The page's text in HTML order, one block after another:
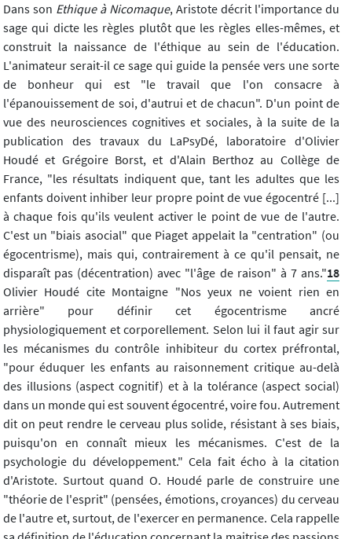
Dans son Ethique à Nicomaque, Aristote décrit l'importance du
sage qui dicte les règles plutôt que les règles elles-mêmes, et
construit la naissance de l'éthique au sein de l'éducation.
L'animateur serait-il ce sage qui guide la pensée vers une sorte
de bonheur qui est "le travail que l'on consacre à
l'épanouissement de soi, d'autrui et de chacun". D'un point de
vue des neurosciences cognitives et sociales, à la suite de la
publication des travaux du LaPsyDé, laboratoire d'Olivier
Houdé et Grégoire Borst, et d'Alain Berthoz au Collège de
France, "les résultats indiquent que, tant les adultes que les
enfants doivent inhiber leur propre point de vue égocentré [...]
à chaque fois qu'ils veulent activer le point de vue de l'autre.
C'est un "biais asocial" que Piaget appelait la "centration" (ou
égocentrisme), mais qui, contrairement à ce qu'il pensait, ne
disparaît pas (décentration) avec "l'âge de raison" à 7 ans."18
Olivier Houdé cite Montaigne "Nos yeux ne voient rien en
arrière" pour définir cet égocentrisme ancré
physiologiquement et corporellement. Selon lui il faut agir sur
les mécanismes du contrôle inhibiteur du cortex préfrontal,
"pour éduquer les enfants au raisonnement critique au-delà
des illusions (aspect cognitif) et à la tolérance (aspect social)
dans un monde qui est souvent égocentré, voire fou. Autrement
dit on peut rendre le cerveau plus solide, résistant à ses biais,
puisqu'on en connaît mieux les mécanismes. C'est de la
psychologie du développement." Cela fait écho à la citation
d'Aristote. Surtout quand O. Houdé parle de construire une
"théorie de l'esprit" (pensées, émotions, croyances) du cerveau
de l'autre et, surtout, de l'exercer en permanence. Cela rappelle